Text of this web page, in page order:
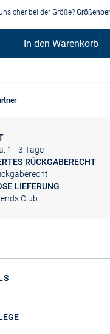
bei der Größe?
In den Warenkorb
1 - 3 Tage
RÜCKGABERECHT
LIEFERUNG
Club